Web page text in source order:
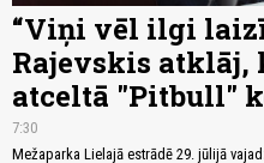
“Viņi vēl ilgi
Rajevskis atklāj,
atceltā "Pitbull"
7:30
Mežaparka Lielajā estrādē 29. jūlijā